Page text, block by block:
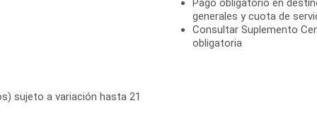
sujeto a variación hasta 21
Pago obligatorio en
generales y cuota de
Consultar Suplemento
obligatoria